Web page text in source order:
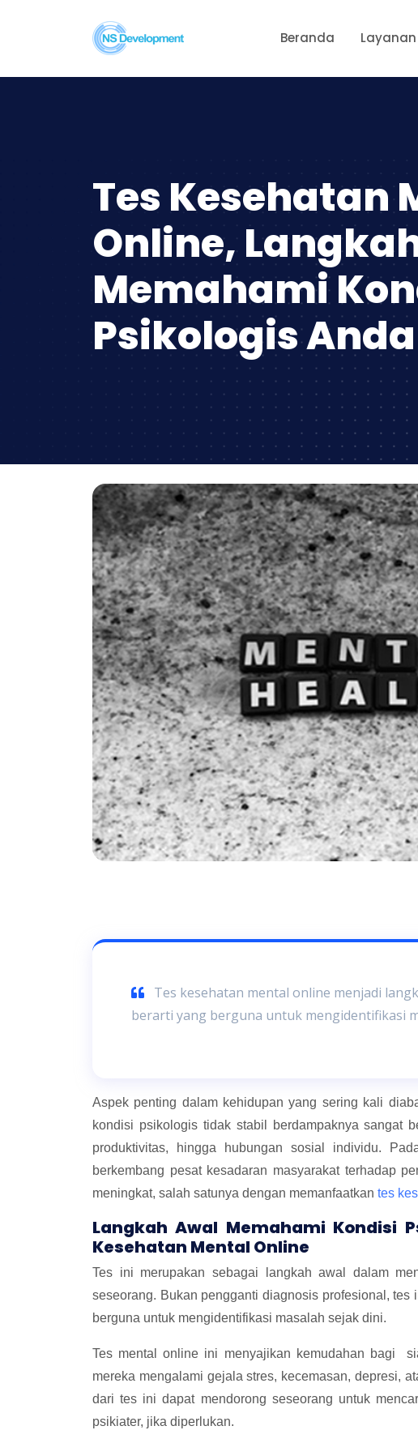
Beranda Layanan
Tes Kesehatan
Online,
Memahami
Psikologis Anda
Tes kesehatan mental online menjadi
berarti yang berguna untuk mengidentifikasi
Aspek penting dalam kehidupan yang sering kali
kondisi psikologis tidak stabil berdampaknya sangat
produktivitas, hingga hubungan sosial individu.
berkembang pesat kesadaran masyarakat terhadap
meningkat, salah satunya dengan memanfaatkan tes
Langkah Awal Memahami Kondisi
Kesehatan Mental Online
Tes ini merupakan sebagai langkah awal dalam
seseorang. Bukan pengganti diagnosis profesional,
berguna untuk mengidentifikasi masalah sejak dini.
Tes mental online ini menyajikan kemudahan bagi
mereka mengalami gejala stres, kecemasan, depresi,
dari tes ini dapat mendorong seseorang untuk
psikiater, jika diperlukan.